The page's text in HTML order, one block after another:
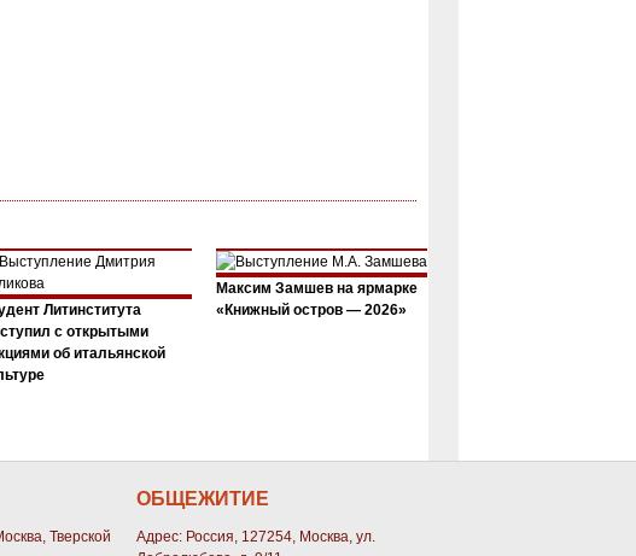
Литинститута
с открытыми
об итальянской
Максим Замшев на ярмарке
«Книжный остров — 2026»
Тверской
ОБЩЕЖИТИЕ
Адрес: Россия, 127254, Москва, ул.